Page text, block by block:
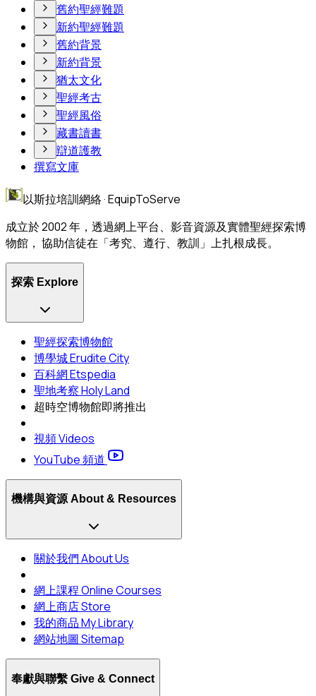
舊約聖經難題
新約聖經難題
舊約背景
新約背景
猶太文化
聖經考古
聖經風俗
藏書讀書
辯道護教
撰寫文庫
以斯拉培訓網絡 · EquipToServe
成立於 2002 年，透過網上平台、影音資源及實體聖經探索博
物館， 協助信徒在「考究、遵行、教訓」上扎根成長。
探索 Explore
聖經探索博物館
博學城 Erudite City
百科網 Etspedia
聖地考察 Holy Land
超時空博物館即將推出
視頻 Videos
YouTube 頻道
機構與資源 About & Resources
關於我們 About Us
網上課程 Online Courses
網上商店 Store
我的商品 My Library
網站地圖 Sitemap
奉獻與聯繫 Give & Connect